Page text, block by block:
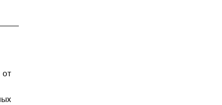
от